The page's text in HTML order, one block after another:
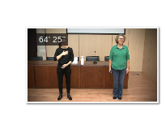
64' 25''